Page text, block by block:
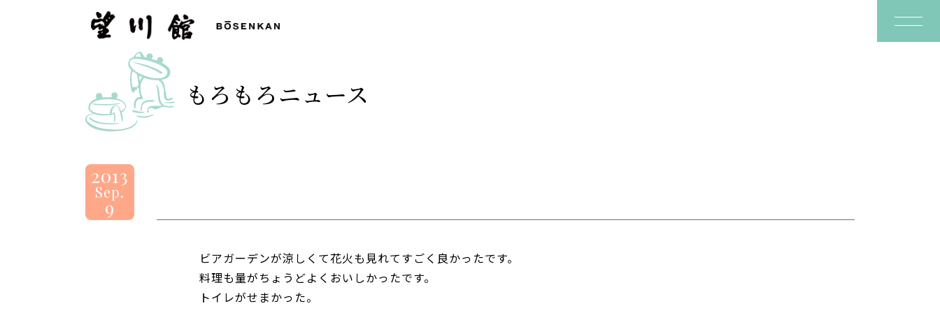
望
川
BOSENKAN
もろもろニュース
2013
Sep.
9
ビアガーデンが涼しくて花火も見れてすごく良かったです。
料理も量がちょうどよくおいしかったです。
トイレがせまかった。